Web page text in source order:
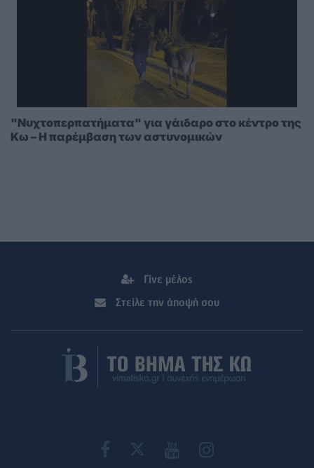
"Νυχτοπερπατήματα" για γάιδαρο στο κέντρο της
Κω – Η παρέμβαση των αστυνομικών
Γίνε μέλος
Στείλε την άποψή σου